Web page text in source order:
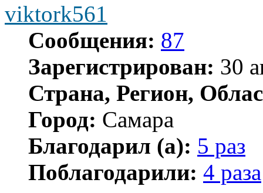
viktork561
Сообщения: 87
Зарегистрирован: 30
Страна, Регион,
Город: Самара
Благодарил (а): 5 раз
Поблагодарили: 4 раза